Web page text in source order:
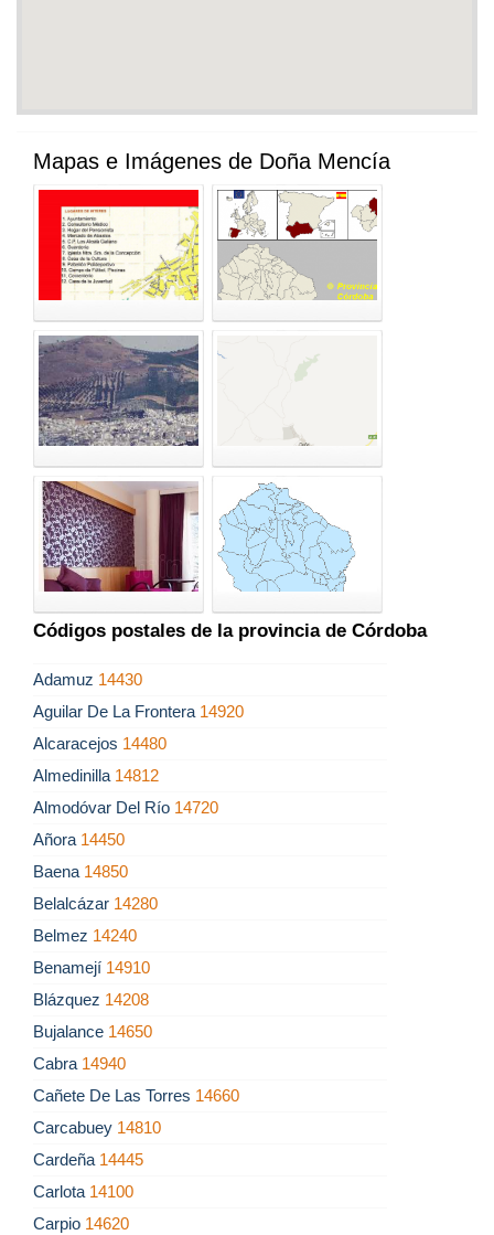
Mapas e Imágenes de Doña Mencía
Códigos postales de la provincia de Córdoba
Adamuz 14430
Aguilar De La Frontera 14920
Alcaracejos 14480
Almedinilla 14812
Almodóvar Del Río 14720
Añora 14450
Baena 14850
Belalcázar 14280
Belmez 14240
Benamejí 14910
Blázquez 14208
Bujalance 14650
Cabra 14940
Cañete De Las Torres 14660
Carcabuey 14810
Cardeña 14445
Carlota 14100
Carpio 14620